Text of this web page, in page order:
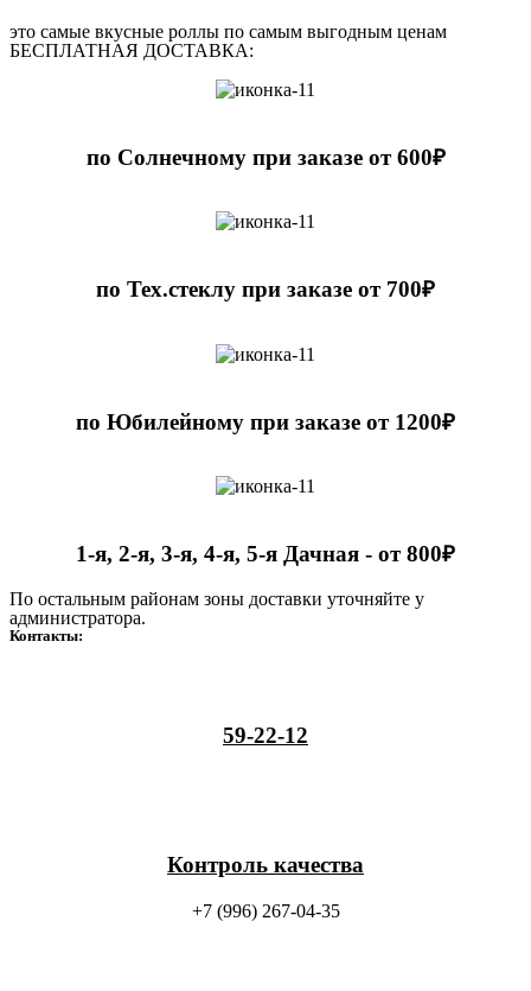
это самые вкусные роллы по самым выгодным ценам
БЕСПЛАТНАЯ ДОСТАВКА:
по Солнечному при заказе от 600₽
по Тех.стеклу при заказе от 700₽
по Юбилейному при заказе от 1200₽
1-я, 2-я, 3-я, 4-я, 5-я Дачная - от 800₽
По остальным районам зоны доставки уточняйте у
администратора.
Контакты:
59-22-12
Контроль качества
+7 (996) 267-04-35